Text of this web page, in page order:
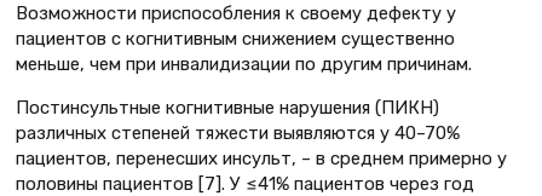
Возможности приспособления к своему дефекту у
пациентов с когнитивным снижением существенно
меньше, чем при инвалидизации по другим причинам.
Постинсультные когнитивные нарушения (ПИКН)
различных степеней тяжести выявляются у 40–70%
пациентов, перенесших инсульт, – в среднем примерно у
половины пациентов [7]. У ≤41% пациентов через год